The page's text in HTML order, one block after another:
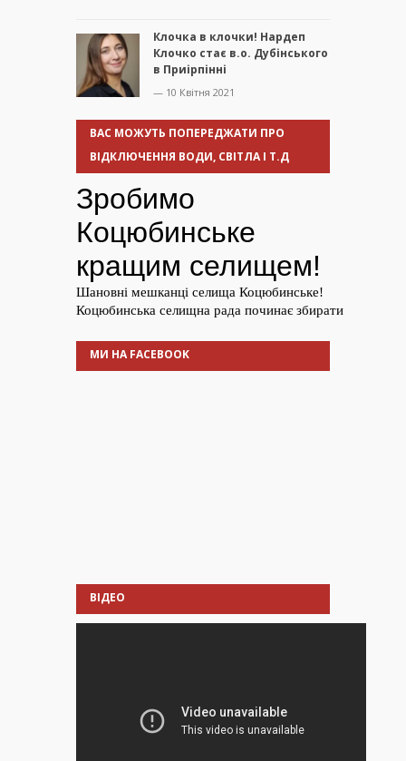
Клочка в клочки! Нардеп
Клочко стає в.о. Дубінського
в Приірпінні
— 10 Квітня 2021
ВАС МОЖУТЬ ПОПЕРЕДЖАТИ ПРО
ВІДКЛЮЧЕННЯ ВОДИ, СВІТЛА І Т.Д
МИ НА FACEBOOK
ВІДЕО